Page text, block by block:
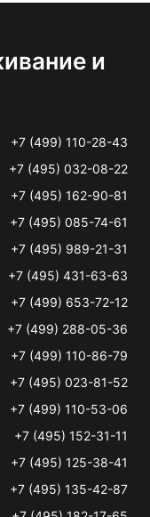
и
+7 (499) 110-28-43
+7 (495) 032-08-22
+7 (495) 162-90-81
+7 (495) 085-74-61
+7 (495) 989-21-31
+7 (495) 431-63-63
+7 (499) 653-72-12
+7 (499) 288-05-36
+7 (499) 110-86-79
+7 (495) 023-81-52
+7 (499) 110-53-06
+7 (495) 152-31-11
+7 (495) 125-38-41
+7 (495) 135-42-87